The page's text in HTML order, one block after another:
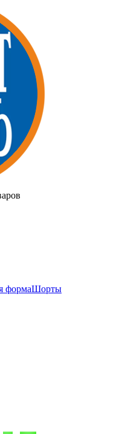
формаШорты